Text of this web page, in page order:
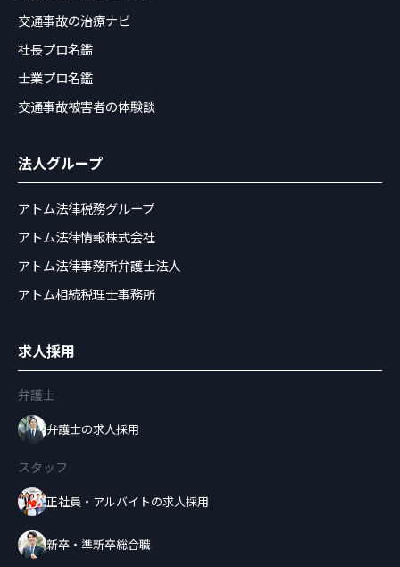
交通事故の治療ナビ
社長プロ名鑑
士業プロ名鑑
交通事故被害者の体験談
法人グループ
アトム法律税務グループ
アトム法律情報株式会社
アトム法律事務所弁護士法人
アトム相続税理士事務所
求人採用
弁護士
弁護士の求人採用
スタッフ
正社員・アルバイトの求人採用
新卒・準新卒総合職